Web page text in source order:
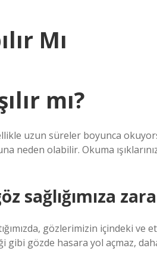
Mı
mı?
uzun süreler boyunca
olabilir. Okuma
sağlığımıza
gözlerimizin içindeki ve
gözde hasara yol açmaz,